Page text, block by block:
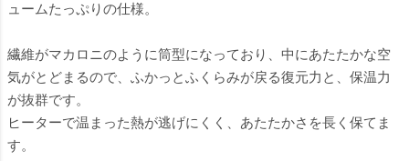
ュームたっぷりの仕様。
繊維がマカロニのように筒型になっており、中にあたたかな空
気がとどまるので、ふかっとふくらみが戻る復元力と、保温力
が抜群です。
ヒーターで温まった熱が逃げにくく、あたたかさを長く保てま
す。